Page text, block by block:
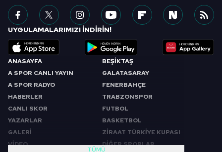
ANASAYFA
A SPOR CANLI YAYIN
A SPOR RADYO
HABERLER
CANLI SKOR
YAZARLAR
GALERİ
VİDEO
BEŞİKTAŞ
GALATASARAY
FENERBAHÇE
TRABZONSPOR
FUTBOL
BASKETBOL
ZİRAAT TÜRKİYE KUPASI
DİĞER SPORLAR
TÜMÜ
UYGULAMALARIMIZI İNDİRİN!